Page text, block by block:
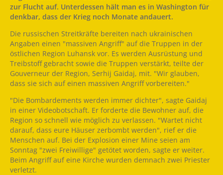
zur Flucht auf. Unterdessen hält man es in Washington für
denkbar, dass der Krieg noch Monate andauert.
Die russischen Streitkräfte bereiten nach ukrainischen
Angaben einen "massiven Angriff" auf die Truppen in der
östlichen Region Luhansk vor. Es werden Ausrüstung und
Treibstoff gebracht sowie die Truppen verstärkt, teilte der
Gouverneur der Region, Serhij Gaidaj, mit. "Wir glauben,
dass sie sich auf einen massiven Angriff vorbereiten."
"Die Bombardements werden immer dichter", sagte Gaidaj
in einer Videobotschaft. Er forderte die Bewohner auf, die
Region so schnell wie möglich zu verlassen. "Wartet nicht
darauf, dass eure Häuser zerbombt werden", rief er die
Menschen auf. Bei der Explosion einer Mine seien am
Sonntag "zwei Freiwillige" getötet worden, sagte er weiter.
Beim Angriff auf eine Kirche wurden demnach zwei Priester
verletzt.